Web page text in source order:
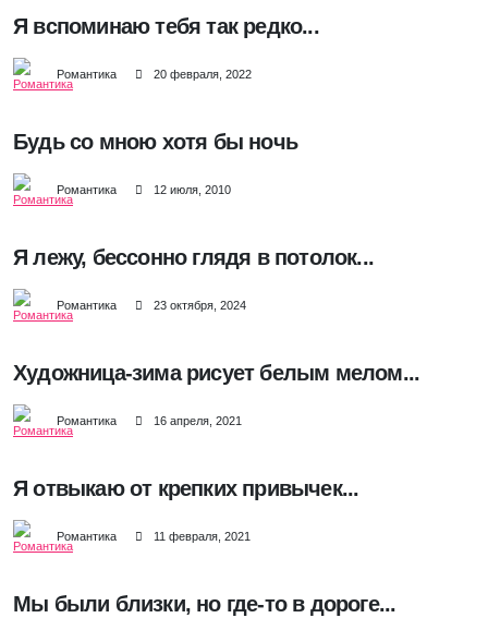
Я вспоминаю тебя так редко...
Романтика 20 февраля, 2022
Будь со мною хотя бы ночь
Романтика 12 июля, 2010
Я лежу, бессонно глядя в потолок...
Романтика 23 октября, 2024
Художница-зима рисует белым мелом...
Романтика 16 апреля, 2021
Я отвыкаю от крепких привычек...
Романтика 11 февраля, 2021
Мы были близки, но где-то в дороге...